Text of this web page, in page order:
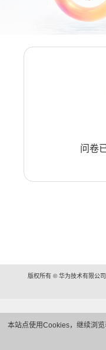
本站点使用Cookies，继续浏
问卷
版权所有 © 华为技术有限公